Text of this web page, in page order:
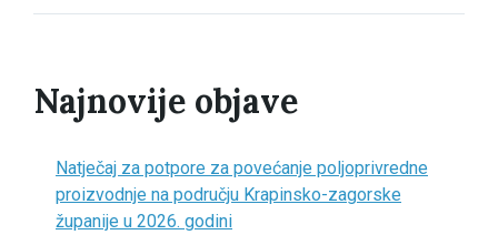
Najnovije objave
Natječaj za potpore za povećanje poljoprivredne
proizvodnje na području Krapinsko-zagorske
županije u 2026. godini